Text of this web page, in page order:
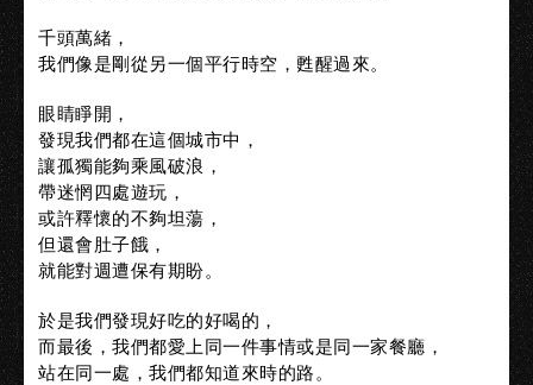
千頭萬緒，
我們像是剛從另一個平行時空，甦醒過來。
眼睛睜開，
發現我們都在這個城市中，
讓孤獨能夠乘風破浪，
帶迷惘四處遊玩，
或許釋懷的不夠坦蕩，
但還會肚子餓，
就能對週遭保有期盼。
於是我們發現好吃的好喝的，
而最後，我們都愛上同一件事情或是同一家餐廳，
站在同一處，我們都知道來時的路。